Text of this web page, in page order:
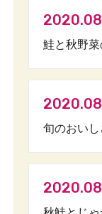
鮭と秋野
旬のおい